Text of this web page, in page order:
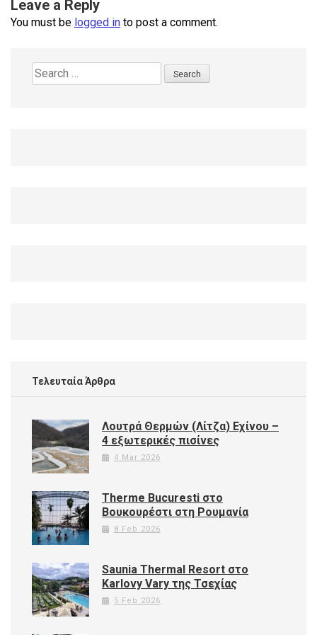
Leave a Reply
You must be logged in to post a comment.
Search
for:
Τελευταία Άρθρα
Λουτρά Θερμών (Λίτζα) Εχίνου –
4 εξωτερικές πισίνες
4 Mar 2026
Therme Bucuresti στο
Βουκουρέστι στη Ρουμανία
8 Feb 2026
Saunia Thermal Resort στο
Karlovy Vary της Τσεχίας
5 Feb 2026